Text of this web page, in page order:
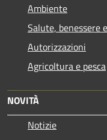
Ambiente
Salute, benessere
Autorizzazioni
Agricoltura e pesca
NOVITÀ
Notizie